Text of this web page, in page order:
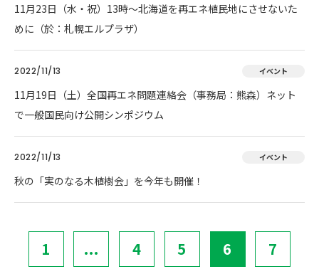
11月23日（水・祝）13時～北海道を再エネ植民地にさせないた
めに（於：札幌エルプラザ）
2022/11/13 イベント
11月19日（土）全国再エネ問題連絡会（事務局：熊森）ネット
で一般国民向け公開シンポジウム
2022/11/13 イベント
秋の「実のなる木植樹会」を今年も開催！
1 ... 4 5 6 7